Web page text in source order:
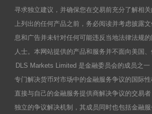
寻求独立建议，并确保您在交易前充分了解相
上列出的任何产品之前，务必阅读并考虑披露
息和广告并未针对任何可能违反当地法律法规
人士。本网站提供的产品和服务并不面向美国、
DLS Markets Limited 是金融委员会的成员之
专门解决货币对市场中的金融服务争议的国际
直接与自己的金融服务提供商解决争议的交易
独立的争议解决机制，其成员同时也包括金融